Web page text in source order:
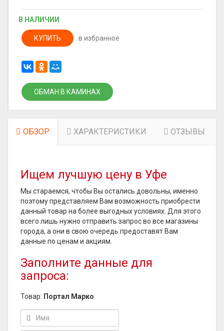
В НАЛИЧИИ
КУПИТЬ в избранное
ОБМАН В КАМИНАХ
ОБЗОР ХАРАКТЕРИСТИКИ ОТЗЫВЫ
Ищем лучшую цену в Уфе
Мы стараемся, чтобы Вы остались довольны, именно
поэтому представляем Вам возможность приобрести
данный товар на более выгодных условиях. Для этого
всего лишь нужно отправить запрос во все магазины
города, а они в свою очередь предоставят Вам
данные по ценам и акциям.
Заполните данные для
запроса:
Товар: Портал Марко